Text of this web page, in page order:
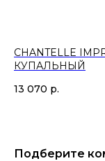
CHANTELLE
КУПАЛЬНЫЙ
13 070 р.
Подберите